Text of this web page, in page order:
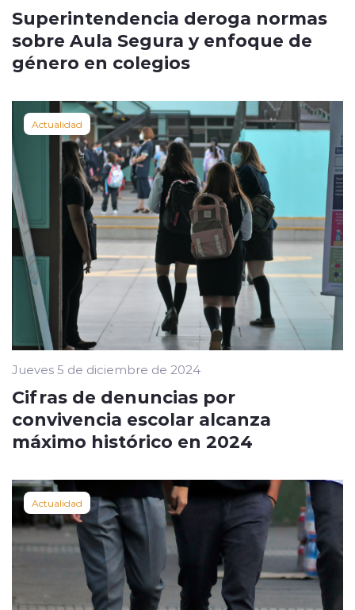
Superintendencia deroga normas
sobre Aula Segura y enfoque de
género en colegios
Actualidad
Jueves 5 de diciembre de 2024
Cifras de denuncias por
convivencia escolar alcanza
máximo histórico en 2024
Actualidad